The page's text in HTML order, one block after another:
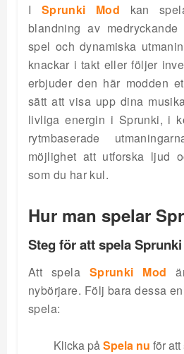
I Sprunki Mod kan
blandning av
spel och dynamiska
knackar i takt eller följer
erbjuder den här modden
sätt att visa upp dina
livliga energin i Sprunki, i
rytmbaserade
möjlighet att utforska ljud
som du har kul.
Hur man spelar
Steg för att spela
Att spela Sprunki Mod
nybörjare. Följ bara dessa
spela:
Klicka påSpela nu för